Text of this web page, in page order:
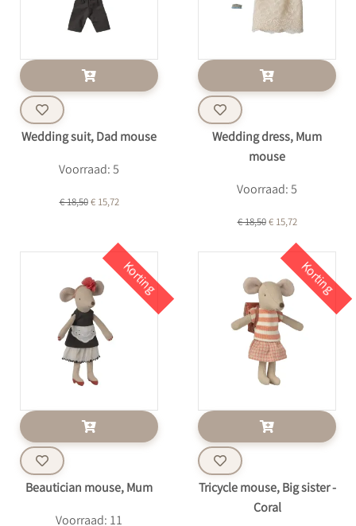
Wedding suit, Dad mouse
Voorraad: 5
€ 18,50€ 15,72
Wedding dress, Mum
mouse
Voorraad: 5
€ 18,50€ 15,72
Korting
Beautician mouse, Mum
Voorraad: 11
Korting
Tricycle mouse, Big sister -
Coral